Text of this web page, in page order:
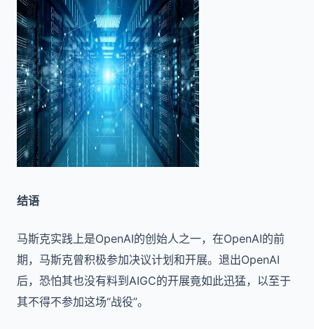
结语
马斯克实践上是OpenAI的创始人之一，在OpenAI的前
期，马斯克曾积极参加决议计划和开展。退出OpenAI
后，恐怕其也没有料到AIGC的开展竟如此迅猛，以至于
其不得不参加这场“战役”。